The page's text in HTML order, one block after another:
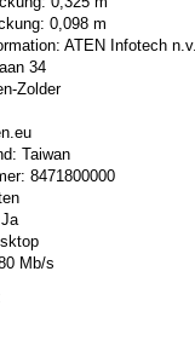
0,098 m
ATEN Infotech n.v.
34
Zolder
Taiwan
8471800000
Mb/s